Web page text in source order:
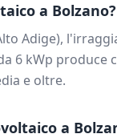
a Bolzano?
Adige),
6 kWp produce
e oltre.
a